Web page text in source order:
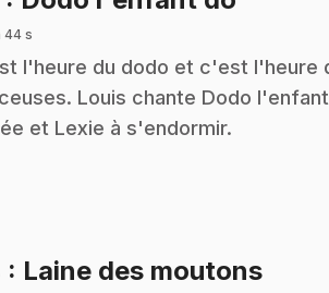
44 s
l'heure du dodo et c'est l'heure
Louis chante Dodo
et Lexie à s'endormir.
: Laine des moutons.